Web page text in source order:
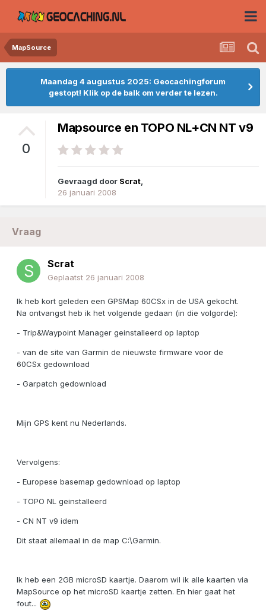
MapSource
Maandag 4 augustus 2025: Geocachingforum
gestopt! Klik op de balk om verder te lezen.
0
Mapsource en TOPO NL+CN NT v9
Gevraagd door Scrat,
26 januari 2008
Vraag
Scrat
Geplaatst 26 januari 2008
Ik heb kort geleden een GPSMap 60CSx in de USA gekocht.
Na ontvangst heb ik het volgende gedaan (in die volgorde):
- Trip&Waypoint Manager geinstalleerd op laptop
- van de site van Garmin de nieuwste firmware voor de
60CSx gedownload
- Garpatch gedownload
Mijn GPS kent nu Nederlands.
Vervolgens:
- Europese basemap gedownload op laptop
- TOPO NL geinstalleerd
- CN NT v9 idem
Dit staat allemaal in de map C:\Garmin.
Ik heb een 2GB microSD kaartje. Daarom wil ik alle kaarten via
MapSource op het microSD kaartje zetten. En hier gaat het
fout...